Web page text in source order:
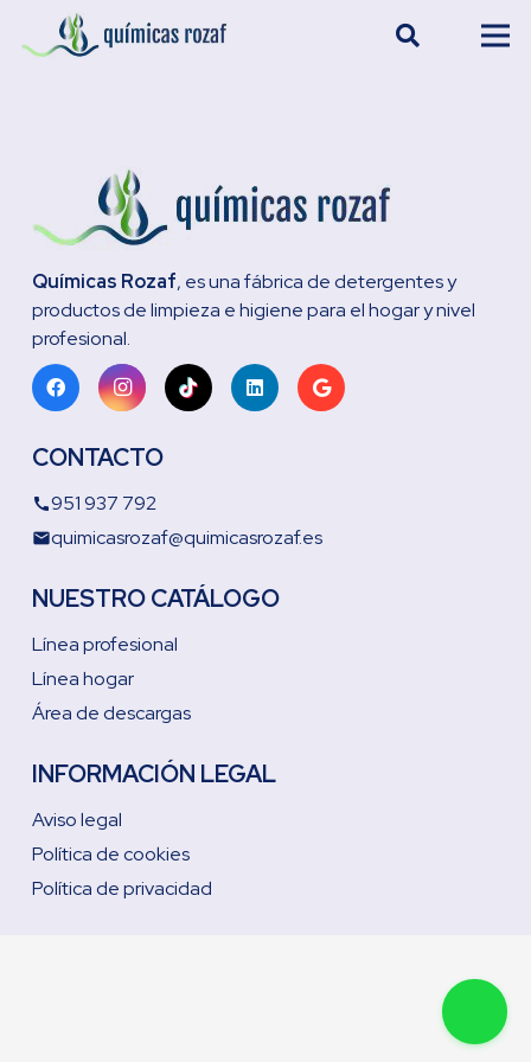
Químicas Rozaf, es una fábrica de detergentes y
productos de limpieza e higiene para el hogar y nivel
profesional.
CONTACTO
call951 937 792
emailquimicasrozaf@quimicasrozaf.es
NUESTRO CATÁLOGO
Línea profesional
Línea hogar
Área de descargas
INFORMACIÓN LEGAL
Aviso legal
Política de cookies
Política de privacidad